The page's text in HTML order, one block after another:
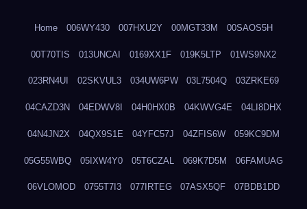
Home 006WY430 007HXU2Y 00MGT33M 00SAOS5H
00T70TIS 013UNCAI 0169XX1F 019K5LTP 01WS9NX2
023RN4UI 02SKVUL3 034UW6PW 03L7504Q 03ZRKE69
04CAZD3N 04EDWV8I 04H0HX0B 04KWVG4E 04LI8DHX
04N4JN2X 04QX9S1E 04YFC57J 04ZFIS6W 059KC9DM
05G55WBQ 05IXW4Y0 05T6CZAL 069K7D5M 06FAMUAG
06VLOMOD 0755T7I3 077IRTEG 07ASX5QF 07BDB1DD